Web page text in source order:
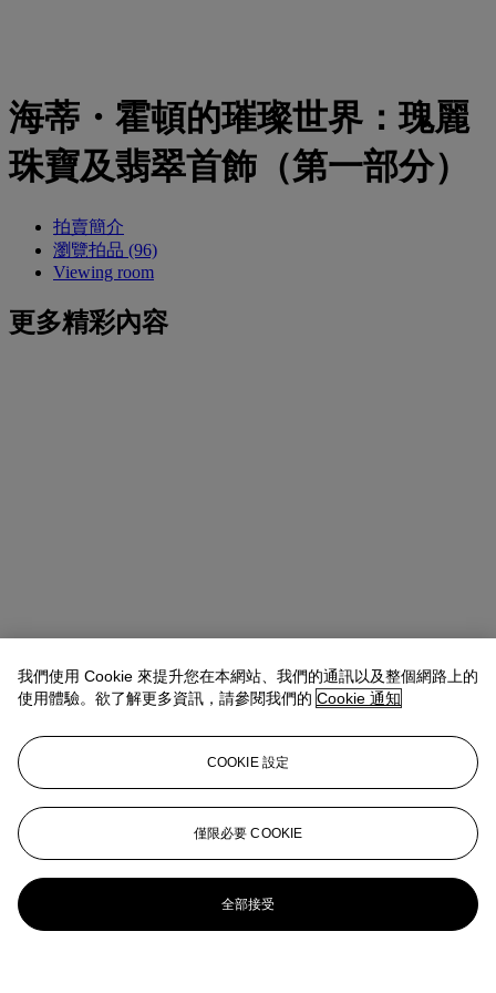
海蒂・霍頓的璀璨世界：瑰麗
珠寶及翡翠首飾（第一部分）
拍賣簡介
瀏覽拍品 (96)
Viewing room
更多精彩內容
我們使用 Cookie 來提升您在本網站、我們的通訊以及整個網路上的
使用體驗。欲了解更多資訊，請參閱我們的 Cookie 通知
COOKIE 設定
僅限必要 COOKIE
全部接受